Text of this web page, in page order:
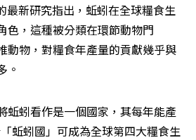
最新研究指出，蚯蚓在全球糧食生
色，這種被分類在環節動物門
動物，對糧食年產量的貢獻幾乎與
。
蚯蚓看作是一個國家，其每年能產
蚯蚓國」可成為全球第四大糧食生